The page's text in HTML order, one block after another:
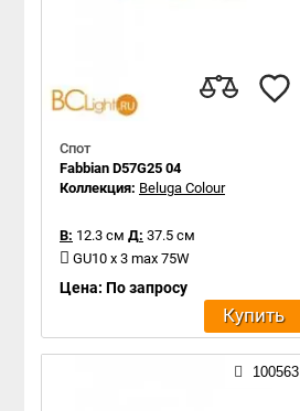
Спот
Fabbian D57G25 04
Коллекция: Beluga Colour
В: 12.3 см Д: 37.5 см
GU10 x 3 max 75W
Цена: По запросу
Купить
100563